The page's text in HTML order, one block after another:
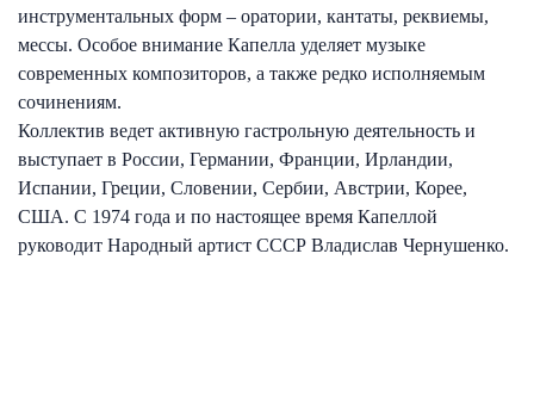
инструментальных форм – оратории, кантаты, реквиемы,
мессы. Особое внимание Капелла уделяет музыке
современных композиторов, а также редко исполняемым
сочинениям.
Коллектив ведет активную гастрольную деятельность и
выступает в России, Германии, Франции, Ирландии,
Испании, Греции, Словении, Сербии, Австрии, Корее,
США. С 1974 года и по настоящее время Капеллой
руководит Народный артист СССР Владислав Чернушенко.